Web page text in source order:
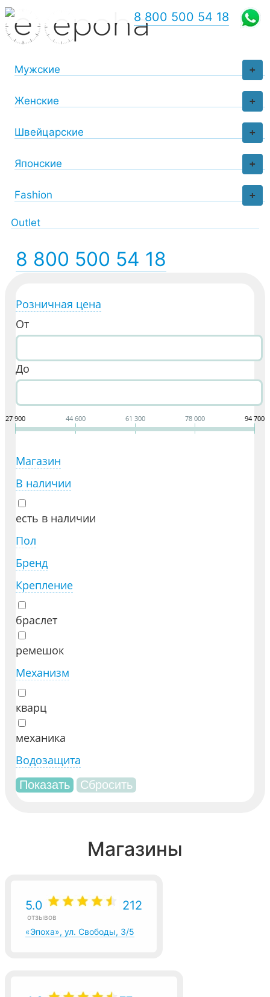
+
Мужские
+
Женские
+
Швейцарские
+
Японские
+
Fashion
Outlet
8 800 500 54 18
8 800 500 54 18
Розничная цена
От
До
27 900 44 600 61 300 78 000 94 700
Магазин
В наличии
есть в наличии
Пол
Бренд
Крепление
браслет
ремешок
Механизм
кварц
механика
Водозащита
Магазины
5.0 212
отзывов
«Эпоха», ул. Свободы, 3/5